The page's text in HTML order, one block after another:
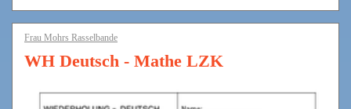
Frau Mohrs Rasselbande
WH Deutsch - Mathe LZK